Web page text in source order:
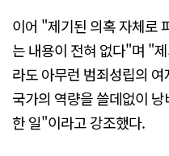
이어 "제기된 의혹 자체로
는 내용이 전혀 없다"며 "
라도 아무런 범죄성립의
국가의 역량을 쓸데없이
한 일"이라고 강조했다.